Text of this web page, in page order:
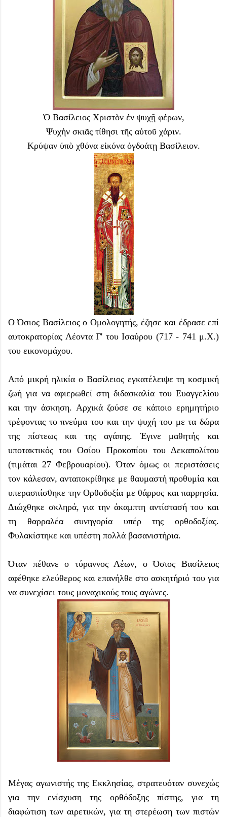
Ὁ Βασίλειος Χριστὸν ἐν ψυχῇ φέρων,
Ψυχὴν σκιᾶς τίθησι τῆς αὐτοῦ χάριν.
Κρύψαν ὑπὸ χθόνα εἰκόνα ὀγδοάτῃ Βασίλειον.
Ο Όσιος Βασίλειος ο Ομολογητής, έζησε και έδρασε επί
αυτοκρατορίας Λέοντα Γ' του Ισαύρου (717 - 741 μ.Χ.)
του εικονομάχου.
Από μικρή ηλικία ο Βασίλειος εγκατέλειψε τη κοσμική
ζωή για να αφιερωθεί στη διδασκαλία του Ευαγγελίου
και την άσκηση. Αρχικά ζούσε σε κάποιο ερημητήριο
τρέφοντας το πνεύμα του και την ψυχή του με τα δώρα
της πίστεως και της αγάπης. Έγινε μαθητής και
υποτακτικός του Οσίου Προκοπίου του Δεκαπολίτου
(τιμάται 27 Φεβρουαρίου). Όταν όμως οι περιστάσεις
τον κάλεσαν, ανταποκρίθηκε με θαυμαστή προθυμία και
υπερασπίσθηκε την Ορθοδοξία με θάρρος και παρρησία.
Διώχθηκε σκληρά, για την άκαμπτη αντίστασή του και
τη θαρραλέα συνηγορία υπέρ της ορθοδοξίας.
Φυλακίστηκε και υπέστη πολλά βασανιστήρια.
Όταν πέθανε ο τύραννος Λέων, ο Όσιος Βασίλειος
αφέθηκε ελεύθερος και επανήλθε στο ασκητήριό του για
να συνεχίσει τους μοναχικούς τους αγώνες.
Μέγας αγωνιστής της Εκκλησίας, στρατευόταν συνεχώς
για την ενίσχυση της ορθόδοξης πίστης, για τη
διαφώτιση των αιρετικών, για τη στερέωση των πιστών